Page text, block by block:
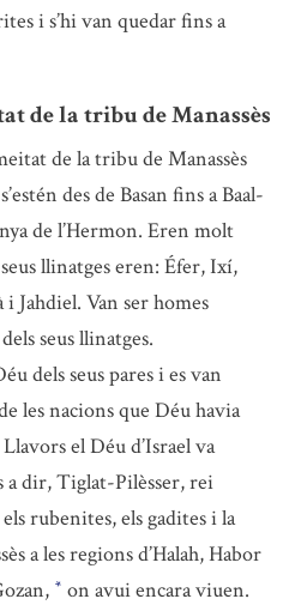
i s’hi van quedar fins a
de la tribu de Manassès
de la tribu de Manassès
des de Basan fins a Baal-
de l’Hermon. Eren molt
seus llinatges eren: Éfer, Ixí,
Jahdiel. Van ser homes
seus llinatges.
dels seus pares i es van
les nacions que Déu havia
Llavors el Déu d’Israel va
a dir, Tiglat-Pilèsser, rei
rubenites, els gadites i la
a les regions d’Halah, Habor
* on avui encara viuen.